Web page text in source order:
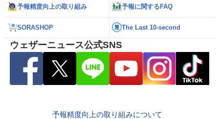
予報精度向上の取り組み 予報に関するFAQ
SORASHOP The Last 10-second
ウェザーニュース公式SNS
予報精度向上の取り組みについて